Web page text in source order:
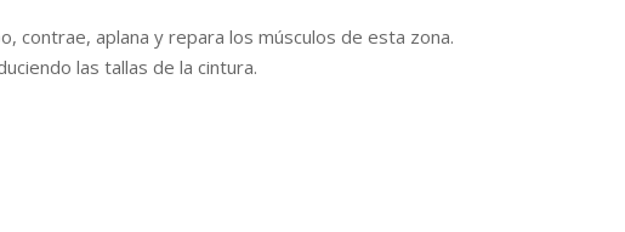
contrae, aplana y repara los músculos de esta zona.
las tallas de la cintura.